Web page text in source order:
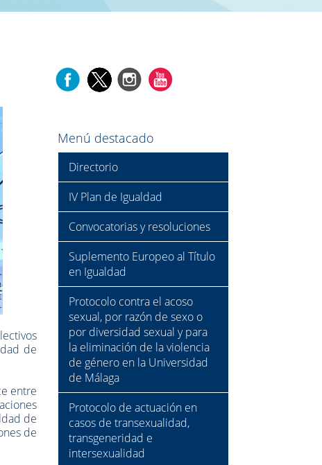
de
entre
de
de
Menú destacado
Directorio
IV Plan de Igualdad
Convocatorias y resoluciones
Suplemento Europeo al Título
en Igualdad
Protocolo contra el acoso
sexual, por razón de sexo o
por diversidad sexual y para
la eliminación de la violencia
de género en la Universidad
de Málaga
Protocolo de actuación en
casos de transexualidad,
transgeneridad e
intersexualidad